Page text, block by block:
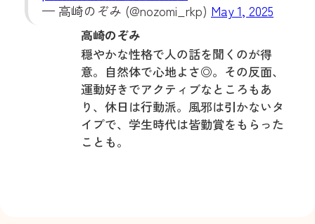
— 高崎のぞみ (@nozomi_rkp) May 1, 2025
高崎のぞみ
穏やかな性格で人の話を聞くのが得
意。自然体で心地よさ◎。その反面、
運動好きでアクティブなところもあ
り、休日は行動派。‍風邪は引かないタ
イプで、学生時代は皆勤賞をもらった
ことも。